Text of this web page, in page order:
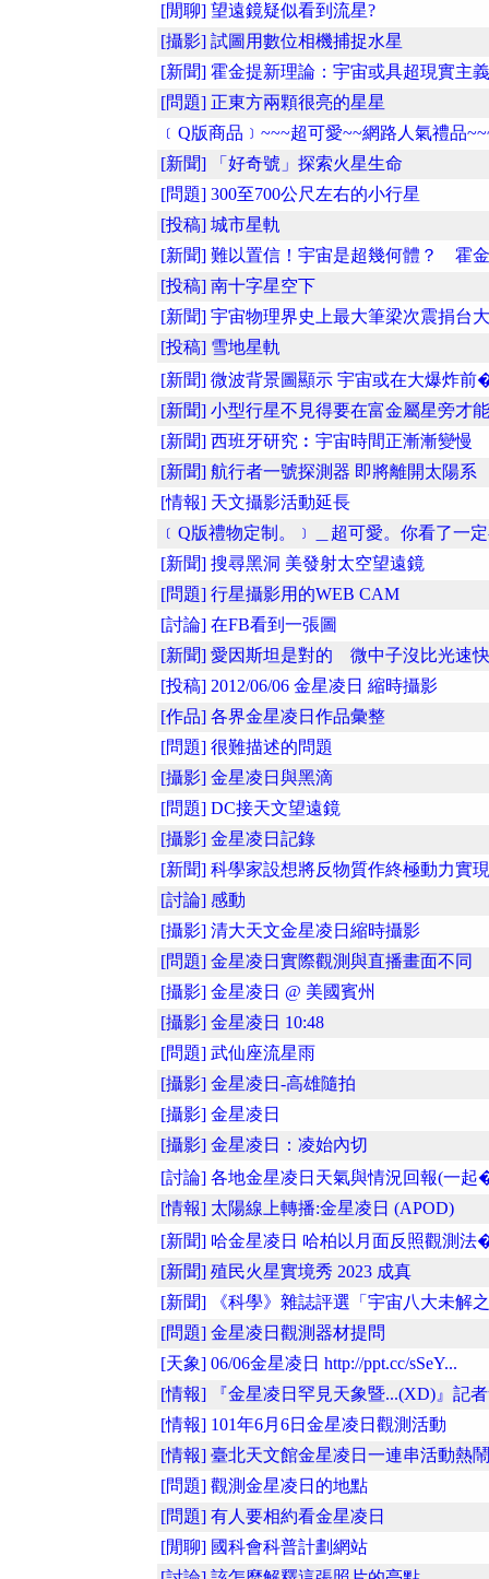
[閒聊] 望遠鏡疑似看到流星?
[攝影] 試圖用數位相機捕捉水星
[新聞] 霍金提新理論：宇宙或具超現實主
[問題] 正東方兩顆很亮的星星
﹝Q版商品﹞~~~超可愛~~網路人氣禮品
[新聞] 「好奇號」探索火星生命
[問題] 300至700公尺左右的小行星
[投稿] 城市星軌
[新聞] 難以置信！宇宙是超幾何體？ 霍
[投稿] 南十字星空下
[新聞] 宇宙物理界史上最大筆梁次震捐台
[投稿] 雪地星軌
[新聞] 微波背景圖顯示 宇宙或在大爆炸前
[新聞] 小型行星不見得要在富金屬星旁才
[新聞] 西班牙研究︰宇宙時間正漸漸變慢
[新聞] 航行者一號探測器 即將離開太陽系
[情報] 天文攝影活動延長
﹝Q版禮物定制。﹞＿超可愛。你看了一
[新聞] 搜尋黑洞 美發射太空望遠鏡
[問題] 行星攝影用的WEB CAM
[討論] 在FB看到一張圖
[新聞] 愛因斯坦是對的 微中子沒比光速快
[投稿] 2012/06/06 金星凌日 縮時攝影
[作品] 各界金星凌日作品彙整
[問題] 很難描述的問題
[攝影] 金星凌日與黑滴
[問題] DC接天文望遠鏡
[攝影] 金星凌日記錄
[新聞] 科學家設想將反物質作終極動力實
[討論] 感動
[攝影] 清大天文金星凌日縮時攝影
[問題] 金星凌日實際觀測與直播畫面不同
[攝影] 金星凌日 @ 美國賓州
[攝影] 金星凌日 10:48
[問題] 武仙座流星雨
[攝影] 金星凌日-高雄隨拍
[攝影] 金星凌日
[攝影] 金星凌日：凌始內切
[討論] 各地金星凌日天氣與情況回報(一起
[情報] 太陽線上轉播:金星凌日 (APOD)
[新聞] 哈金星凌日 哈柏以月面反照觀測法
[新聞] 殖民火星實境秀 2023 成真
[新聞] 《科學》雜誌評選「宇宙八大未解
[問題] 金星凌日觀測器材提問
[天象] 06/06金星凌日 http://ppt.cc/sSeY...
[情報] 『金星凌日罕見天象暨...(XD)』記
[情報] 101年6月6日金星凌日觀測活動
[情報] 臺北天文館金星凌日一連串活動熱
[問題] 觀測金星凌日的地點
[問題] 有人要相約看金星凌日
[閒聊] 國科會科普計劃網站